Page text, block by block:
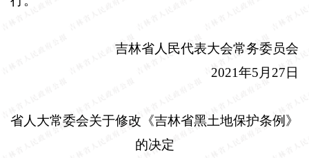
吉林省人民代表大会常务委员会
2021年5 月 27日
省人大常委会关于修改《吉林省黑土地保护条例》
的决定